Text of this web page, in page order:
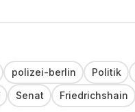
polizei-berlin Politik
Senat Friedrichshain